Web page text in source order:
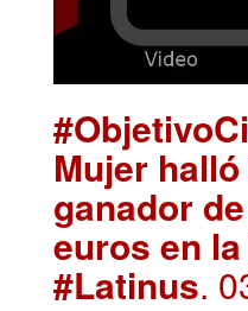
Mujer
ganador
euros en
#Latinus.